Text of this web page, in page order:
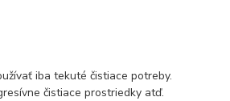
iba tekuté čistiace potreby.
čistiace prostriedky atď.